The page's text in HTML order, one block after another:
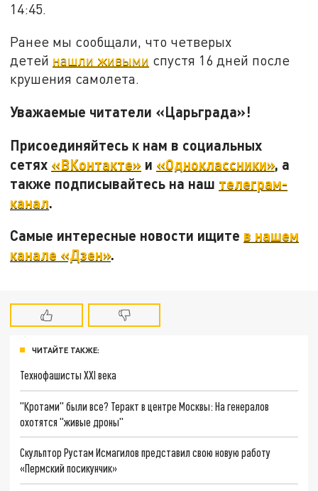
14:45.
Ранее мы сообщали, что четверых
детей нашли живыми спустя 16 дней после
крушения самолета.
Уважаемые читатели «Царьграда»!
Присоединяйтесь к нам в социальных
сетях «ВКонтакте» и «Одноклассники», а
также подписывайтесь на наш телеграм-
канал.
Самые интересные новости ищите в нашем
канале «Дзен».
ЧИТАЙТЕ ТАКЖЕ:
Технофашисты XXI века
"Кротами" были все? Теракт в центре Москвы: На генералов
охотятся "живые дроны"
Скульптор Рустам Исмагилов представил свою новую работу
«Пермский посикунчик»